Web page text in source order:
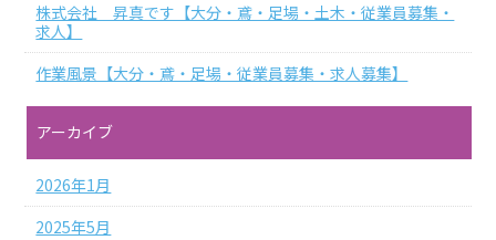
株式会社 昇真です【大分・鳶・足場・土木・従業員募集・
求人】
作業風景【大分・鳶・足場・従業員募集・求人募集】
アーカイブ
2026年1月
2025年5月